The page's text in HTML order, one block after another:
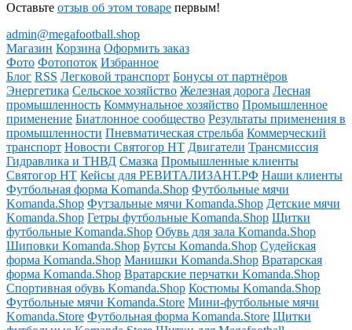
Оставьте отзыв об этом товаре первым!
admin@megafootball.shop
Магазин Корзина Оформить заказ
Фото Фотопоток Избранное
Блог RSS Легковой транспорт Бонусы от партнёров
Энергетика Сельское хозяйство Железная дорога Лесная
промышленность Коммунальное хозяйство Промышленное
применение Биатлонное сообщество Результаты применения в
промышленности Пневматическая стрельба Коммерческий
транспорт Новости Святогор НТ Двигатели Трансмиссия
Гидравлика и ТНВД Смазка Промышленные клиенты
Святогор НТ Кейсы для РЕВИТАЛИЗАНТ.РФ Наши клиенты
Футбольная форма Komanda.Shop Футбольные мячи
Komanda.Shop Футзальные мячи Komanda.Shop Детские мячи
Komanda.Shop Гетры футбольные Komanda.Shop Щитки
футбольные Komanda.Shop Обувь для зала Komanda.Shop
Шиповки Komanda.Shop Бутсы Komanda.Shop Судейская
форма Komanda.Shop Манишки Komanda.Shop Вратарская
форма Komanda.Shop Вратарские перчатки Komanda.Shop
Спортивная обувь Komanda.Shop Костюмы Komanda.Shop
Футбольные мячи Komanda.Store Мини-футбольные мячи
Komanda.Store Футбольная форма Komanda.Store Щитки